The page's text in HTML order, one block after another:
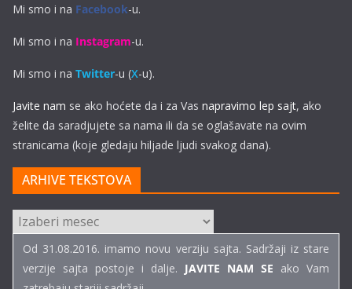
Mi smo i na Facebook-u.
Mi smo i na Instagram-u.
Mi smo i na Twitter-u (X-u).
Javite nam se ako hoćete da i za Vas napravimo lep sajt, ako
želite da saradjujete sa nama ili da se oglašavate na ovim
stranicama (koje gledaju hiljade ljudi svakog dana).
ARHIVE TEKSTOVA
ARHIVE
TEKSTOVA
Od 31.08.2016. imamo novu verziju sajta. Sadržaji iz stare
verzije sajta postoje i dalje. JAVITE NAM SE ako Vam